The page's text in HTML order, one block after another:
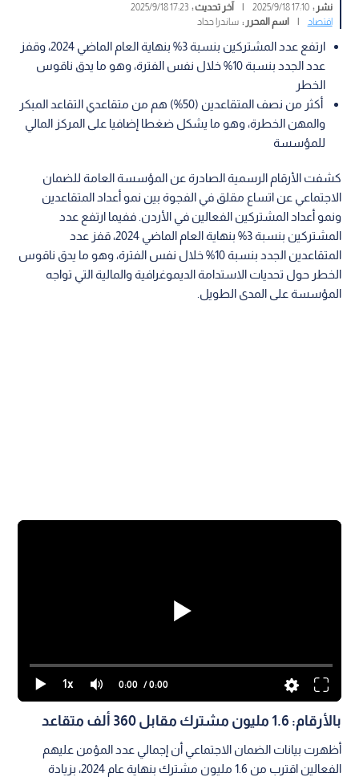
نشر :17:10 2025/9/18
| آخر تحديث :17:23 2025/9/18
اقتصاد
| اسم المحرر :ساندرا حداد
ارتفع عدد المشتركين بنسبة 3% بنهاية العام الماضي 2024، وقفز
عدد الجدد بنسبة 10% خلال نفس الفترة، وهو ما يدق ناقوس
الخطر
أكثر من نصف المتقاعدين (50%) هم من متقاعدي التقاعد المبكر
والمهن الخطرة، وهو ما يشكل ضغطا إضافيا على المركز المالي
للمؤسسة
كشفت الأرقام الرسمية الصادرة عن المؤسسة العامة للضمان
الاجتماعي عن اتساع مقلق في الفجوة بين نمو أعداد المتقاعدين
ونمو أعداد المشتركين الفعالين في الأردن. ففيما ارتفع عدد
المشتركين بنسبة 3% بنهاية العام الماضي 2024، قفز عدد
المتقاعدين الجدد بنسبة 10% خلال نفس الفترة، وهو ما يدق ناقوس
الخطر حول تحديات الاستدامة الديموغرافية والمالية التي تواجه
المؤسسة على المدى الطويل.
1x 0:00 / 0:00
بالأرقام: 1.6 مليون مشترك مقابل 360 ألف متقاعد
أظهرت بيانات الضمان الاجتماعي أن إجمالي عدد المؤمن عليهم
الفعالين اقترب من 1.6 مليون مشترك بنهاية عام 2024، بزيادة